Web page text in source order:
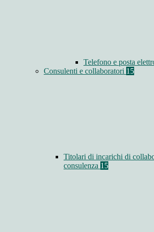
Telefono e posta
Consulenti e collaboratori 15
Titolari di incarichi di
consulenza 15